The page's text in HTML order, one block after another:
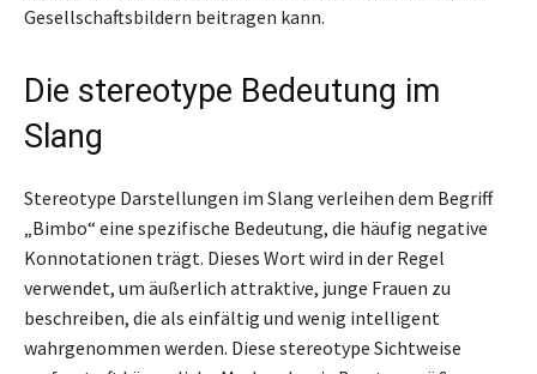
Gesellschaftsbildern beitragen kann.
Die stereotype Bedeutung im
Slang
Stereotype Darstellungen im Slang verleihen dem Begriff
„Bimbo“ eine spezifische Bedeutung, die häufig negative
Konnotationen trägt. Dieses Wort wird in der Regel
verwendet, um äußerlich attraktive, junge Frauen zu
beschreiben, die als einfältig und wenig intelligent
wahrgenommen werden. Diese stereotype Sichtweise